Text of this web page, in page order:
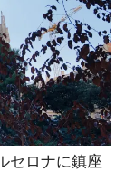
セロナに鎮座